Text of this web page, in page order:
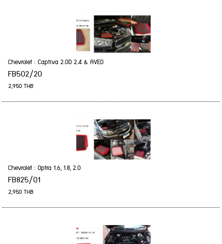
Chevrolet : Captiva 2.0D 2.4 & AVEO
FB502/20
2,950 THB
Chevrolet : Optra 1.6, 1.8, 2.0
FB825/01
2,950 THB